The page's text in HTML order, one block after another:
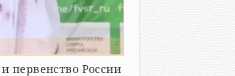
первенство России